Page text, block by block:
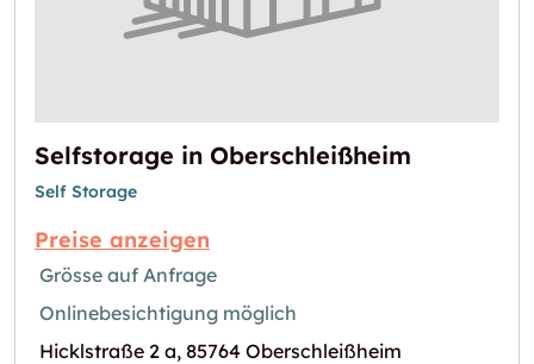
Selfstorage in Oberschleißheim
Self Storage
Preise anzeigen
Grösse auf Anfrage
Onlinebesichtigung möglich
Hicklstraße 2 a, 85764 Oberschleißheim